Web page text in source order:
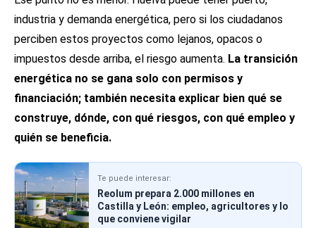
industria y demanda energética, pero si los ciudadanos
perciben estos proyectos como lejanos, opacos o
impuestos desde arriba, el riesgo aumenta. La transición
energética no se gana solo con permisos y
financiación; también necesita explicar bien qué se
construye, dónde, con qué riesgos, con qué empleo y
quién se beneficia.
Te puede interesar:
Reolum prepara 2.000 millones en
Castilla y León: empleo, agricultores y lo
que conviene vigilar